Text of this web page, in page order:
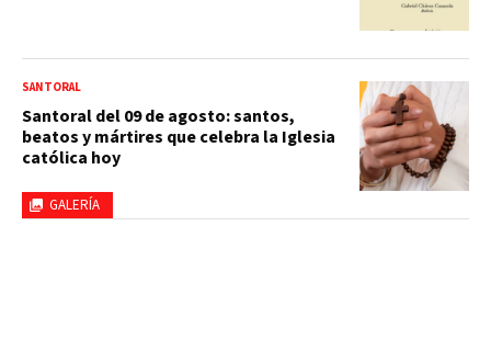
GALERÍA
SANTORAL
Santoral del 09 de agosto: santos,
beatos y mártires que celebra la Iglesia
católica hoy